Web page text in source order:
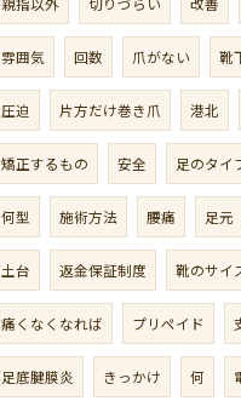
雰囲気 回数 爪がない 靴
圧迫 片方だけ巻き爪 港北
矯正するもの 安全 足のタイ
何型 施術方法 腰痛 足元
土台 返金保証制度 靴のサイ
痛くなくなれば プリペイド
足底腱膜炎 きっかけ 何